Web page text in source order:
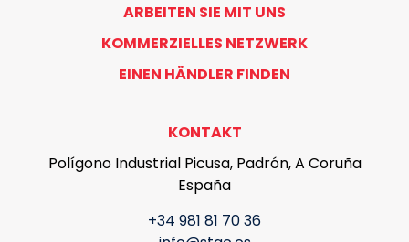
ARBEITEN SIE MIT UNS
KOMMERZIELLES NETZWERK
EINEN HÄNDLER FINDEN
KONTAKT
Polígono Industrial Picusa, Padrón, A Coruña
España
+34 981 81 70 36